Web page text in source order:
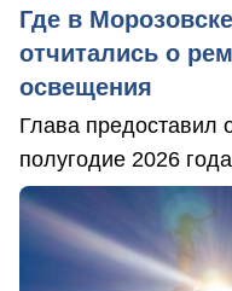
Где в
отчитались о
освещения
Глава предоставил
полугодие 2026 года